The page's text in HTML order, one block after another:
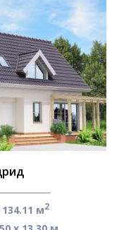
134.11 м2